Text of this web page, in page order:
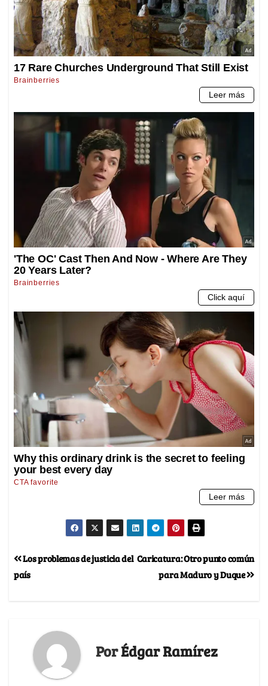
Caricatura: Otro punto común
para Maduro y Duque
Los problemas de justicia del
país
PorÉdgar Ramírez